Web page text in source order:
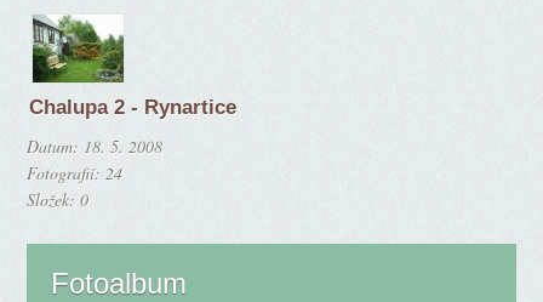
Chalupa 2 - Rynartice
Datum: 18. 5. 2008
Fotografií:24
Složek:0
Fotoalbum